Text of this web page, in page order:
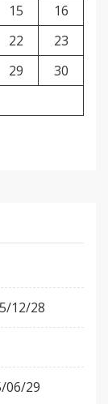
15
16
22
23
29
30
12/28
06/29